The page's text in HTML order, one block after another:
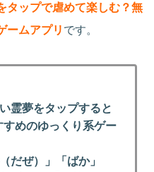
タップで虐めて楽しむ？無
ームアプリ です。
霊夢をタップすると
すめのゆっくり系ゲー
だぜ）」「ばか」